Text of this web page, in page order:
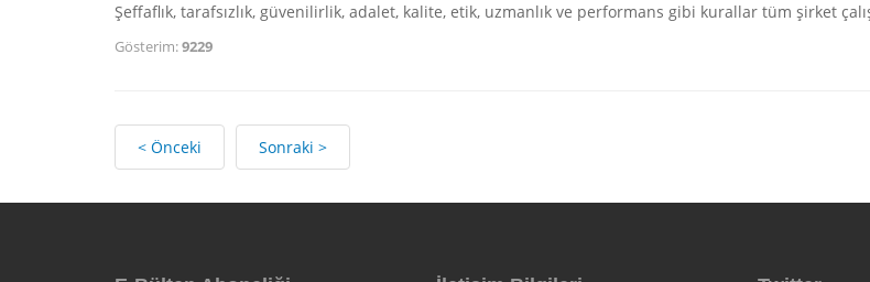
Şeffaflık, tarafsızlık, güvenilirlik, adalet, kalite, etik, uzmanlık ve performans gibi kurallar tüm şirket
Gösterim:9229
< Önceki Sonraki >